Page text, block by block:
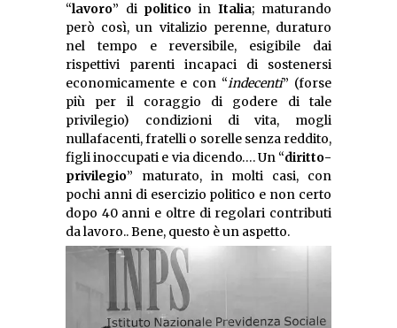
“lavoro” di politico in Italia; maturando
però così, un vitalizio perenne, duraturo
nel tempo e reversibile, esigibile dai
rispettivi parenti incapaci di sostenersi
economicamente e con “indecenti” (forse
più per il coraggio di godere di tale
privilegio) condizioni di vita, mogli
nullafacenti, fratelli o sorelle senza reddito,
figli inoccupati e via dicendo…. Un “diritto-
privilegio” maturato, in molti casi, con
pochi anni di esercizio politico e non certo
dopo 40 anni e oltre di regolari contributi
da lavoro.. Bene, questo è un aspetto.